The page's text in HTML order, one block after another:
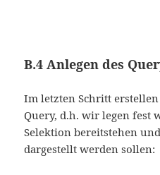
B.4 Anlegen des
Im letzten Schritt
Query, d.h. wir legen fest
Selektion bereitstehen
dargestellt werden sollen: